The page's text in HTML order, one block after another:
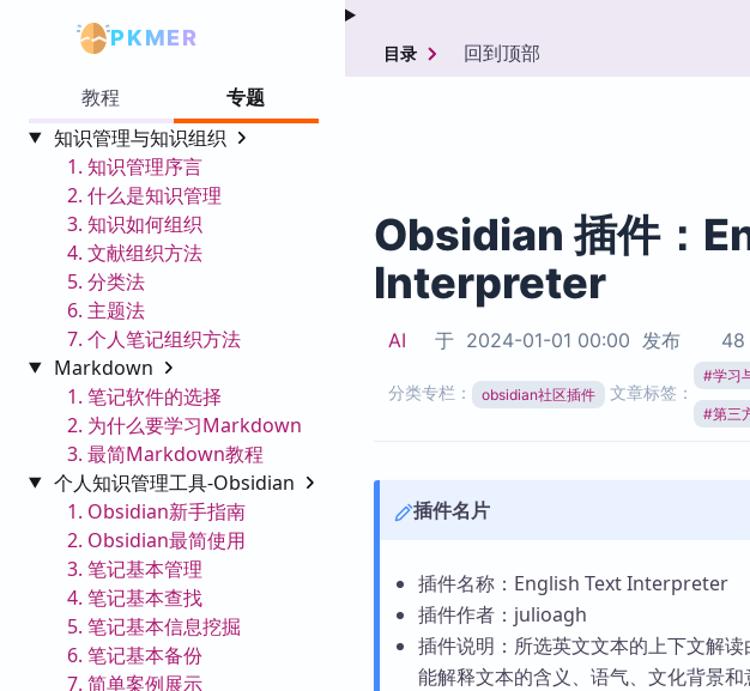
PKMER
教程
专题
知识管理与知识组织
1. 知识管理序言
2. 什么是知识管理
3. 知识如何组织
4. 文献组织方法
5. 分类法
6. 主题法
7. 个人笔记组织方法
Markdown
1. 笔记软件的选择
2. 为什么要学习Markdown
3. 最简Markdown教程
个人知识管理工具-Obsidian
1. Obsidian新手指南
2. Obsidian最简使用
3. 笔记基本管理
4. 笔记基本查找
5. 笔记基本信息挖掘
6. 笔记基本备份
7. 简单案例展示
目录 回到顶部
Obsidian 插件：
Interpreter
AI 于 2024-01-01 00:00 发布 48
分类专栏： obsidian社区插件 文章标签：
#学习
#第三
插件名片
插件名称：English Text Interpreter
插件作者：julioagh
插件说明：所选英文文本的上下文解
能解释文本的含义、语气、文化背景和